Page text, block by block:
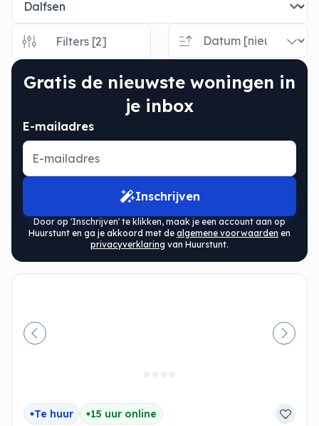
Filters [2]
Gratis de nieuwste woningen in
je inbox
E-mailadres
Inschrijven
Door op 'Inschrijven' te klikken, maak je een account aan op
Huurstunt en ga je akkoord met de algemene voorwaarden en
privacyverklaring van Huurstunt.
Vorige
Te huur 15 uur online